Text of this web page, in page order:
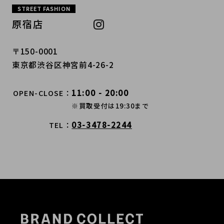
STREET FASHION
原宿店
〒150-0001
東京都渋谷区神宮前4-26-2
OPEN-CLOSE 11:00 - 20:00
※買取受付は19:30まで
TEL 03-3478-2244